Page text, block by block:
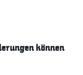
können